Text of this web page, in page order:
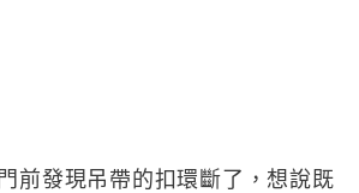
前發現吊帶的扣環斷了，想說既